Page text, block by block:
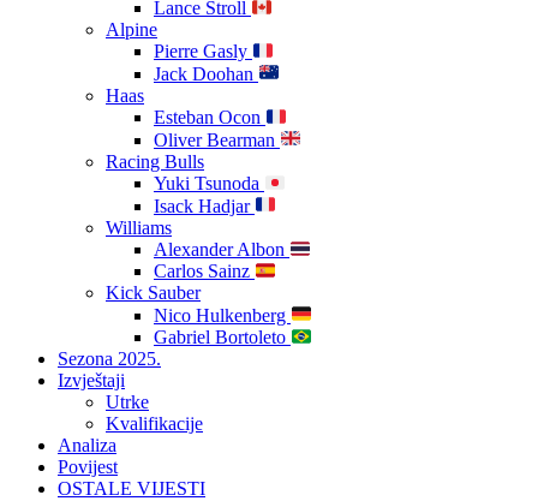
Lance Stroll
Alpine
Pierre Gasly
Jack Doohan
Haas
Esteban Ocon
Oliver Bearman
Racing Bulls
Yuki Tsunoda
Isack Hadjar
Williams
Alexander Albon
Carlos Sainz
Kick Sauber
Nico Hulkenberg
Gabriel Bortoleto
Sezona 2025.
Izvještaji
Utrke
Kvalifikacije
Analiza
Povijest
OSTALE VIJESTI